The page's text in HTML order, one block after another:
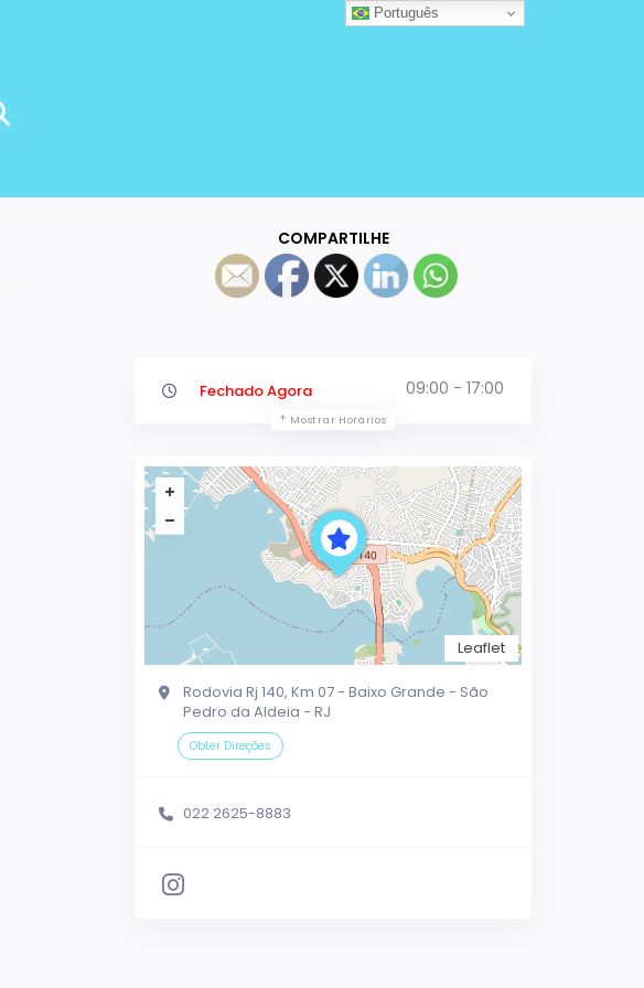
COMPARTILHE
Fechado Agora 09:00 - 17:00
Mostrar Horários
Leaflet
Rodovia Rj 140, Km 07 - Baixo Grande - São
Pedro da Aldeia - RJ
Obter Direções
022 2625-8883
Português